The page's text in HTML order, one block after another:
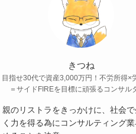
きつね
目指せ30代で資産3,000万円！不労所得×
＝サイドFIREを目標に頑張るコンサル
親のリストラをきっかけに、社会
く力を得る為にコンサルティング